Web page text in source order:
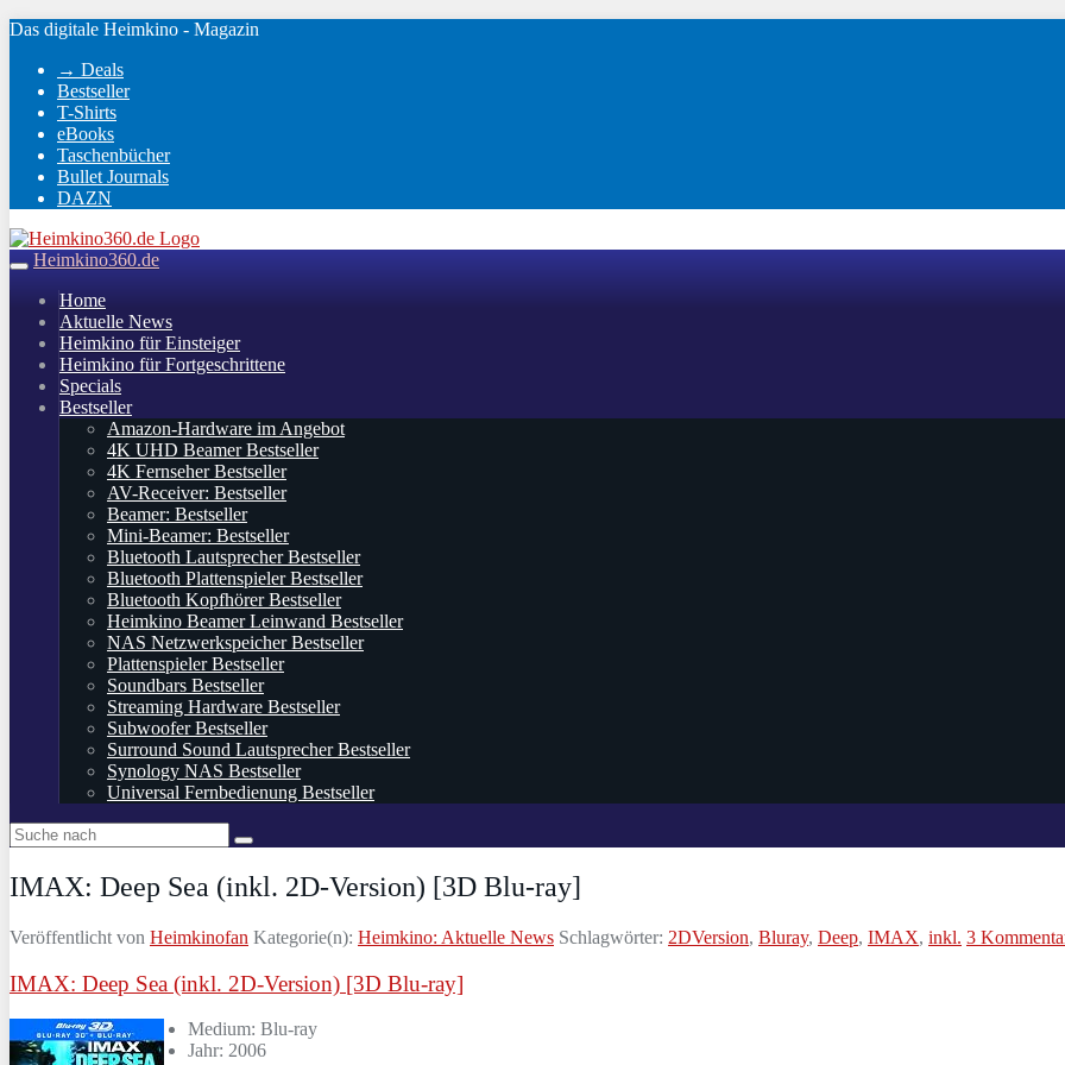
Skip
main
content
Das digitale Heimkino - Magazin
→ Deals
Bestseller
T-Shirts
eBooks
Taschenbücher
Bullet Journals
DAZN
Toggle
navigation
Heimkino360.de
Home
Aktuelle News
Heimkino für Einsteiger
Heimkino für Fortgeschrittene
Specials
Bestseller
Amazon-Hardware im Angebot
4K UHD Beamer Bestseller
4K Fernseher Bestseller
AV-Receiver: Bestseller
Beamer: Bestseller
Mini-Beamer: Bestseller
Bluetooth Lautsprecher Bestseller
Bluetooth Plattenspieler Bestseller
Bluetooth Kopfhörer Bestseller
Heimkino Beamer Leinwand Bestseller
NAS Netzwerkspeicher Bestseller
Plattenspieler Bestseller
Soundbars Bestseller
Streaming Hardware Bestseller
Subwoofer Bestseller
Surround Sound Lautsprecher Bestseller
Synology NAS Bestseller
Universal Fernbedienung Bestseller
IMAX: Deep Sea (inkl. 2D-Version) [3D Blu-ray]
Veröffentlicht von Heimkinofan Kategorie(n): Heimkino: Aktuelle News Schlagwörter: 2DVersion, Bluray, Deep, IMAX, inkl. 3
IMAX: Deep Sea (inkl. 2D-Version) [3D Blu-ray]
Medium: Blu-ray
Jahr: 2006